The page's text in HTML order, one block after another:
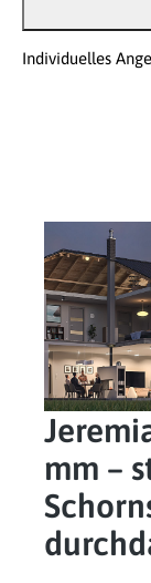
Individuelles
mm –